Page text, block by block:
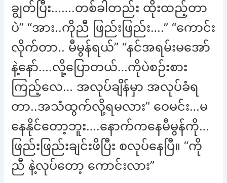
ချွတ်ပြီး…….တစ်ခါတည်း ထိုးထည့်တာ
ပဲ” “အား..ကိုညီ ဖြည်းဖြည်း….” “ကောင်း
လိုက်တာ.. မီမွန်ရယ်” “နင်အရမ်းမအော်
နဲ့နော်….လို့ပြောတယ်…ကိုပဲစဉ်းစား
ကြည့်လေ… အလုပ်ချိန်မှာ အလုပ်ခံရ
တာ..အသံထွက်လို့ရမလား” ဝေမင်း…မ
နေနိုင်တော့ဘူး….နောက်ကနေမီမွန်ကို…
ဖြည်းဖြည်းချင်းဖိပြီး စလုပ်နေပြီ။ “ကို
ညီ နဲ့လုပ်တော့ ကောင်းလား”